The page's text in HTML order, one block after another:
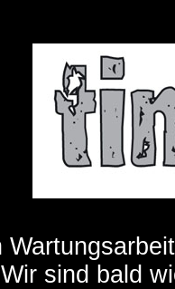
Wir sind bald